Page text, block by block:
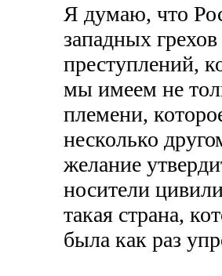
Я думаю, что
западных
преступлений,
мы имеем не
племени,
несколько
желание
носители
такая страна,
была как раз